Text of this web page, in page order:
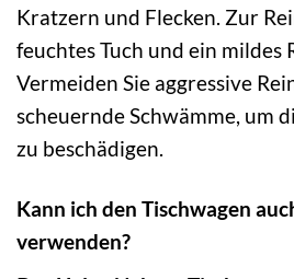
Kratzern und Flecken. Zur
feuchtes Tuch und ein mildes
Vermeiden Sie aggressive
scheuernde Schwämme, um
zu beschädigen.
Kann ich den Tischwagen
verwenden?